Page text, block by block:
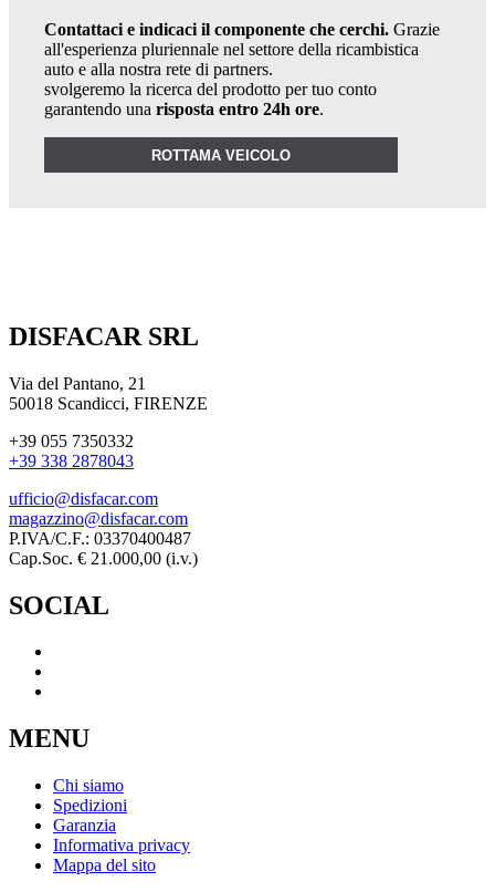
Contattaci e indicaci il componente che cerchi. Grazie
all'esperienza pluriennale nel settore della ricambistica
auto e alla nostra rete di partners.
svolgeremo la ricerca del prodotto per tuo conto
garantendo una risposta entro 24h ore.
ROTTAMA VEICOLO
DISFACAR SRL
Via del Pantano, 21
50018 Scandicci, FIRENZE
+39 055 7350332
+39 338 2878043
ufficio@disfacar.com
magazzino@disfacar.com
P.IVA/C.F.: 03370400487
Cap.Soc. € 21.000,00 (i.v.)
SOCIAL
MENU
Chi siamo
Spedizioni
Garanzia
Informativa privacy
Mappa del sito